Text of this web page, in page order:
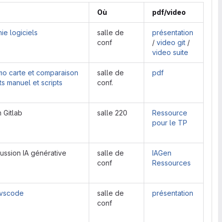
Où pdf/video
logiciels
salle de
conf
présentation
/ video git /
video suite
carte et comparaison
manuel et scripts
salle de
conf.
pdf
Gitlab salle 220
Ressource
pour le TP
IA générative
salle de
conf
IAGen
Ressources
salle de
conf
présentation